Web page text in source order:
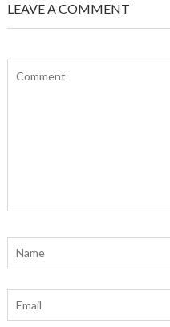
LEAVE A COMMENT